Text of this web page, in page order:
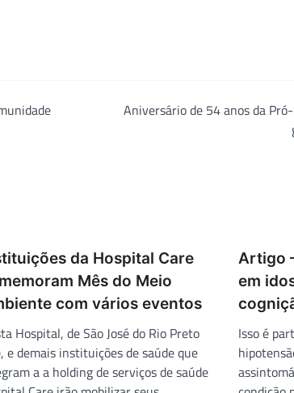
Aniversário de 54 anos da
da Hospital Care
Mês do Meio
com vários eventos
Hospital, de São José do Rio Preto
e demais instituições de saúde que
a a holding de serviços de saúde
Artigo
em
Isso é